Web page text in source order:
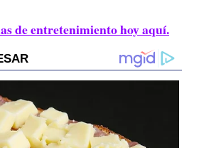
de entretenimiento hoy aquí.